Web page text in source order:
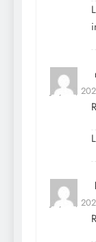
July 14,
July 14,